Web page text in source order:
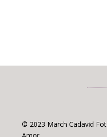
© 2023 March Cadavid
Amor